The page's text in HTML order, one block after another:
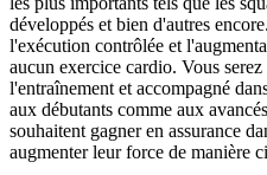
développés et bien d'autres
l'exécution contrôlée et
aucun exercice cardio. Vous
l'entraînement et accompagné
aux débutants comme aux
souhaitent gagner en assurance
augmenter leur force de manière